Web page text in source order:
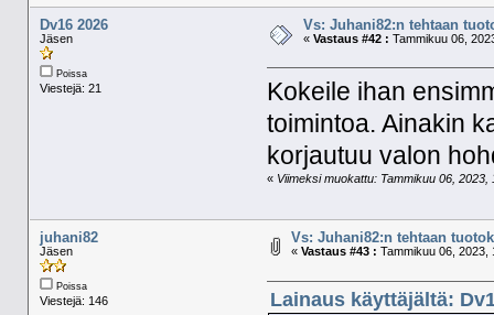
Dv16 2026
Jäsen
Poissa
Viestejä: 21
Vs: Juhani82:n tehtaan
« Vastaus #42 : Tammikuu 06,
Kokeile ihan
toimintoa. Ainakin
korjautuu valon
« Viimeksi muokattu: Tammikuu 06,
juhani82
Jäsen
Poissa
Viestejä: 146
Vs: Juhani82:n tehtaan
« Vastaus #43 : Tammikuu 06, 2023,
Lainaus käyttäjältä: